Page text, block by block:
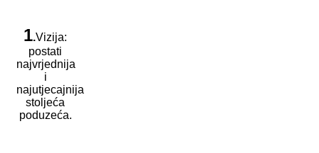
1.Vizija:
postati
najvrjednija
i
najutjecajnija
stoljeća
poduzeća.